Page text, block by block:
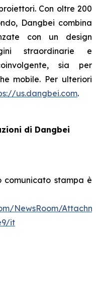
Con oltre 200
Dangbei combina
con un design
straordinarie e
sia per
mobile. Per ulteriori
us.dangbei.com.
di Dangbei
stampa è
NewsRoom/
it